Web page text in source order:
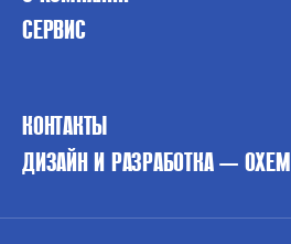
СЕРВИС
КОНТАКТЫ
ДИЗАЙН И РАЗРАБОТКА — OXEM